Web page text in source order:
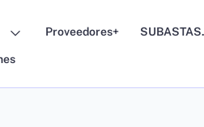
Proveedores+